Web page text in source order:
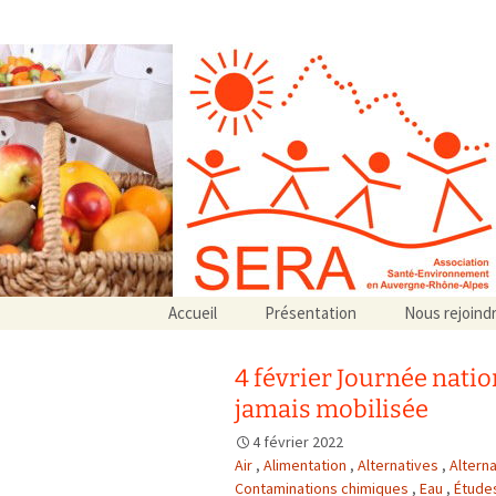
Aller
au
Accueil Présentation
Associations partenaires
Associations adhérentes
Nous
4 février Journée
jamais mobilisée
4 février 2022
Air , Alimentation , Alternatives ,
Contaminations chimiques , Eau ,